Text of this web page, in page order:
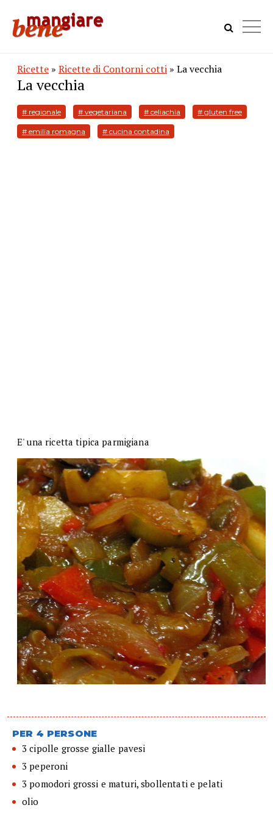
Ricette » Ricette di Contorni cotti » La vecchia
La vecchia
# regionale # vegetariana # celiachia # gluten free
# emilia romagna # cucina contadina
E' una ricetta tipica parmigiana
PER 4 PERSONE
3 cipolle grosse gialle pavesi
3 peperoni
3 pomodori grossi e maturi, sbollentati e pelati
olio